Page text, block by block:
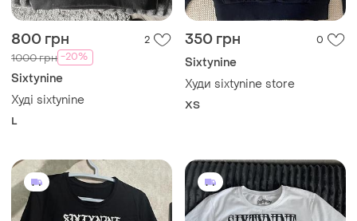
800 грн 2
1000 грн -20%
Sixtynine
Худі sixtynine
L
350 грн 0
Sixtynine
Худи sixtynine store
XS